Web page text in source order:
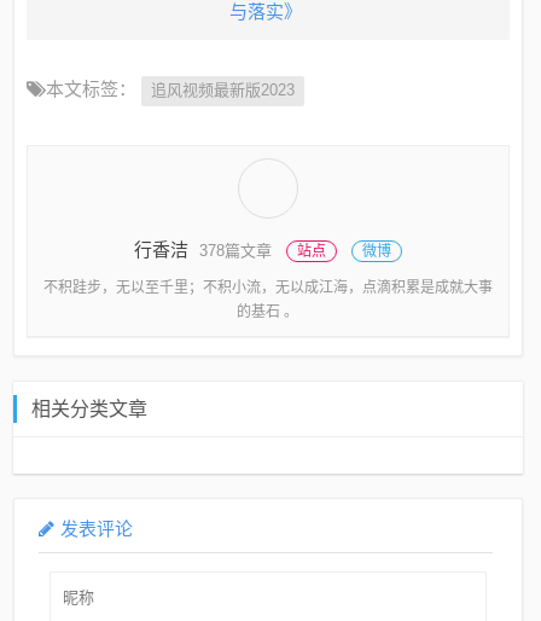
与落实》
本文标签： 追风视频最新版2023
行香洁 378篇文章 站点 微博
不积跬步，无以至千里；不积小流，无以成江海，点滴积累是成就大事
的基石 。
相关分类文章
发表评论